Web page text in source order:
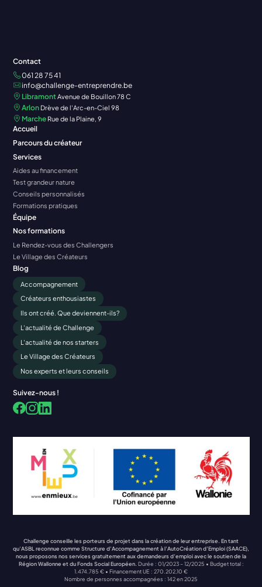
Contact
061 28 75 41
info@challenge-entreprendre.be
LibramontAvenue de Bouillon 78 C
Arlon Drève de l'Arc-en-Ciel 98
Marche Rue de la Plaine, 9
Accueil
Parcours du créateur
Services
Aides au financement
Test grandeur nature
Conseils personnalisés
Formations pratiques
Équipe
Nos formations
Le Rendez-vous des Challengers
Le Village des Créateurs
Blog
Accompagnement
Créateurs enthousiastes
Ils ont créé. Que deviennent-ils?
L'actualité de Challenge
L'actualité de nos starters
Le Village des Créateurs
Nos experts et leurs conseils
Suivez-nous !
Challenge conseille les porteurs de projet dans la création de leur entreprise. En tant
qu’ASBL reconnue comme Structure d’Accompagnement à l’AutoCréation d’Emploi (SAACE),
nous proposons nos services gratuitement aux demandeurs d’emploi avec le soutien de la
Région Wallonne et du Fonds Social Européen. Durée : 01/2023 – 12/2025 • Budget total :
1.474.785 € • Financement UE : 270.202,10 €
Nombre de personnes accompagnées : 142 en 2025